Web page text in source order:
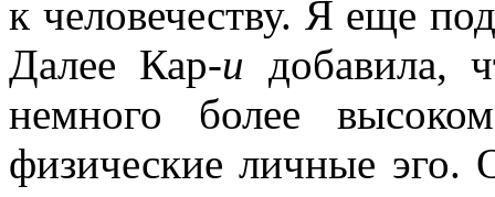
к человечеству. Я еще
Далее Кар-и добавила,
немного более
физические личные эго.